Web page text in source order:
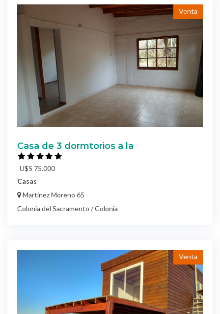
Venta
Casa de 3 dormtorios a la
U$S 75.000
Casas
Martinez Moreno 65
Colonia del Sacramento / Colonia
Venta